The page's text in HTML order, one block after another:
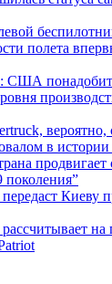
полета
вероятно,
в истории
продвигает
поколения”
Киеву
рассчитывает